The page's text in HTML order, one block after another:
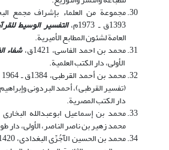
مجموعة من العلماء بإشراف مجمع
1393‌ق ـ 1973م، التفسیر الوسیط
العامة لشئون المطابع الأمیریة.
محمد بن احمد الفاسی، 1421ق، شفاء
الأولی، دار الکتب العلمیة.
محمد بن أحمد القرطبی، 1384ق ـ‌ 1964 م،
(تفسیر القرطبی)، أحمد البردونی
دار الکتب المصریة.
محمد بن إسماعیل ابوعبدالله
محمد زهیر بن ناصر الناصر، الأولی، دار طوق
محمد بن الحسین الآجُرِّی البغدادی، 1420‌ق،